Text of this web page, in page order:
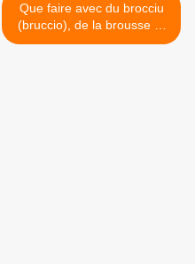
Que faire avec du brocciu
(bruccio), de la brousse et
de la ricotta? >